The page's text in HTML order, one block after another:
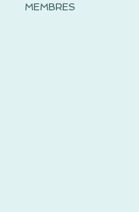
MEMBRES